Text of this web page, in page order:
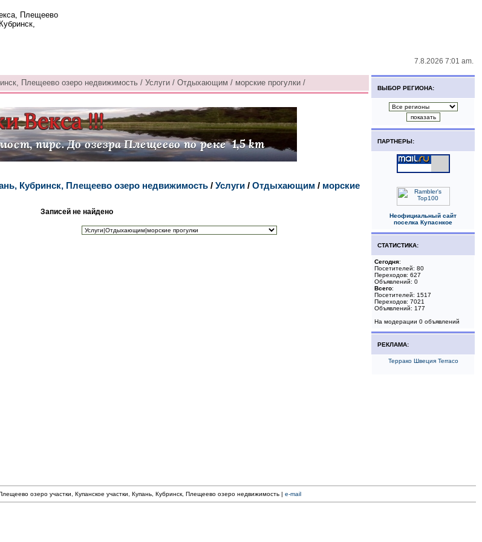
Плещеево
7.8.2026 7:01 am.
Плещеево озеро недвижимость / Услуги / Отдыхающим / морские прогулки /
Кубринск, Плещеево озеро недвижимость / Услуги / Отдыхающим / морские
Записей не найдено
ВЫБОР РЕГИОНА:
ПАРТНЕРЫ:
Неофициальный сайт
поселка Купаснкое
СТАТИСТИКА:
Сегодня:
Посетителей: 80
Переходов: 627
Объявлений: 0
Всего:
Посетителей: 1517
Переходов: 7021
Объявлений: 177
На модерации 0 объявлений
РЕКЛАМА:
Террако Швеция Terraco
озеро участки, Купанское участки, Купань, Кубринск, Плещеево озеро недвижимость | e-mail